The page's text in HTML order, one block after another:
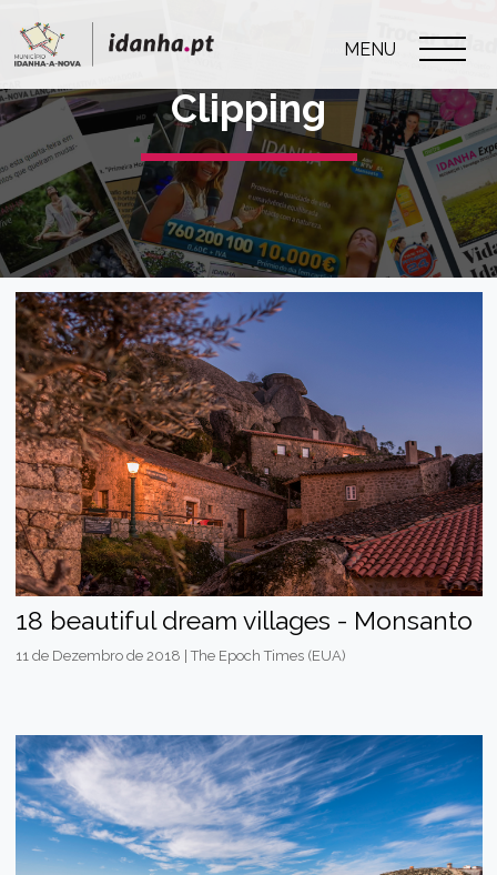
MENU
Clipping
18 beautiful dream villages - Monsanto
11 de Dezembro de 2018 | The Epoch Times (EUA)